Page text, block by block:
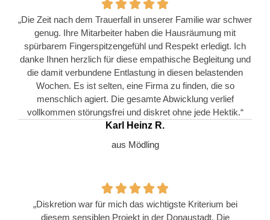
„Die Zeit nach dem Trauerfall in unserer Familie war schwer
genug. Ihre Mitarbeiter haben die Hausräumung mit
spürbarem Fingerspitzengefühl und Respekt erledigt. Ich
danke Ihnen herzlich für diese empathische Begleitung und
die damit verbundene Entlastung in diesen belastenden
Wochen. Es ist selten, eine Firma zu finden, die so
menschlich agiert. Die gesamte Abwicklung verlief
vollkommen störungsfrei und diskret ohne jede Hektik.“
Karl Heinz R.
aus Mödling
„Diskretion war für mich das wichtigste Kriterium bei
diesem sensiblen Projekt in der Donaustadt. Die